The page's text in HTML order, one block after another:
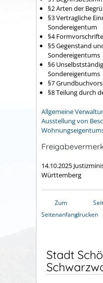
§2 Arten der
§3 Vertragliche
Sondereigentum
§4
§5 Gegenstand
Sondereigentums
§6
Sondereigentums
§7
§8 Teilung durch
Allgemeine
Ausstellung von
14.10.2025
Württemberg
Zum
Seitenanfangdrucken
Stadt